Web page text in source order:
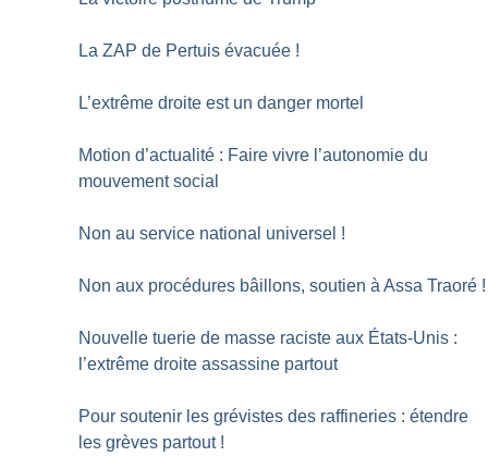
La ZAP de Pertuis évacuée !
L’extrême droite est un danger mortel
Motion d’actualité : Faire vivre l’autonomie du
mouvement social
Non au service national universel !
Non aux procédures bâillons, soutien à Assa Traoré !
Nouvelle tuerie de masse raciste aux États-Unis :
l’extrême droite assassine partout
Pour soutenir les grévistes des raffineries : étendre
les grèves partout !